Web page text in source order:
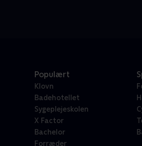
Populært
Klovn
Badehotellet
Sygeplejeskolen
X Factor
Bachelor
Forræder